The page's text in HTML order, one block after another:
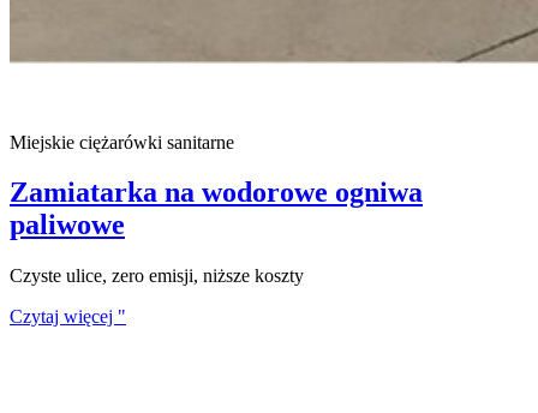
Miejskie ciężarówki sanitarne
Zamiatarka na wodorowe ogniwa
paliwowe
Czyste ulice, zero emisji, niższe koszty
Czytaj więcej "